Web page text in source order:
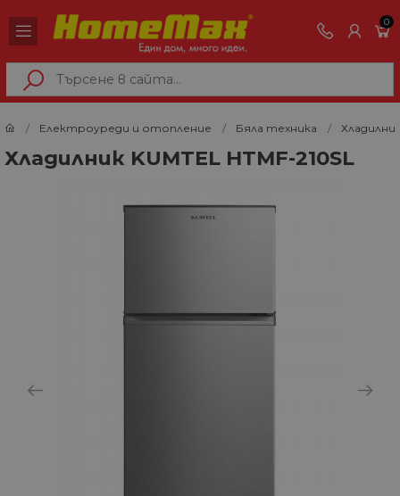
0
Електроуреди и отопление Бяла техника
Хладилник KUMTEL HTMF-210SL